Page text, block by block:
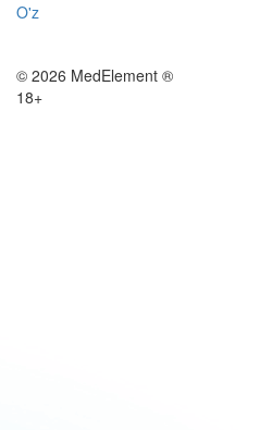
O'z
© 2026 MedElement ®
18+